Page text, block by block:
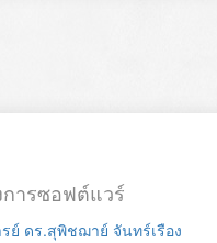
ารซอฟต์แวร์
รย์ ดร.สุพิชฌาย์ จันทร์เรือง